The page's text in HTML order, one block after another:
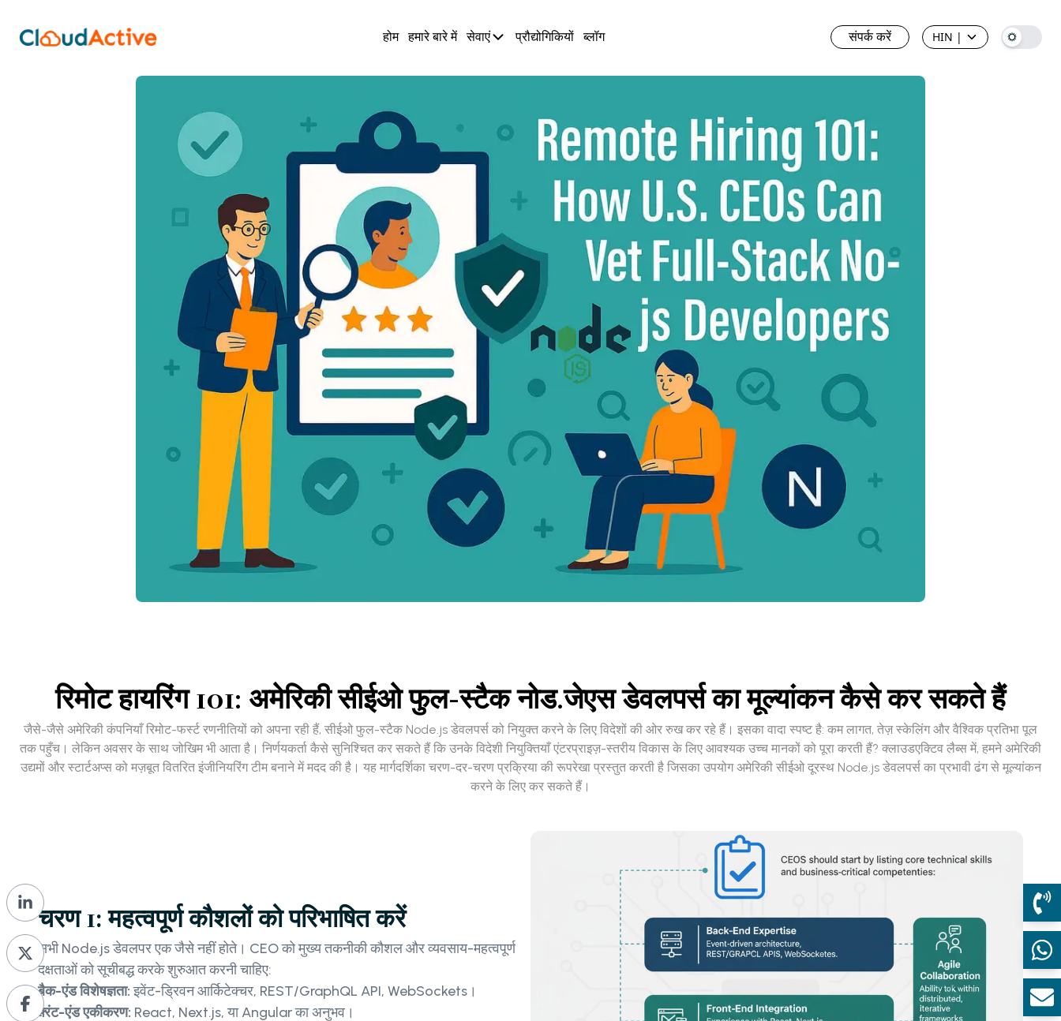
होम हमारे बारे में सेवाएं प्रौद्योगिकियों ब्लॉग संपर्क करें HIN |
रिमोट हायरिंग 101: अमेरिकी सीईओ फुल-स्टैक नोड.जेएस डेवलपर्स का मूल्यांकन कैसे कर सकते हैं
जैसे-जैसे अमेरिकी कंपनियाँ रिमोट-फर्स्ट रणनीतियों को अपना रही हैं, सीईओ फुल-स्टैक Node.js डेवलपर्स को नियुक्त करने के लिए विदेशों की ओर रुख कर रहे हैं। इसका वादा स्पष्ट है: कम लागत, तेज़ स्केलिंग और वैश्विक प्रतिभा पूल
तक पहुँच। लेकिन अवसर के साथ जोखिम भी आता है। निर्णयकर्ता कैसे सुनिश्चित कर सकते हैं कि उनके विदेशी नियुक्तियाँ एंटरप्राइज़-स्तरीय विकास के लिए आवश्यक उच्च मानकों को पूरा करती हैं? क्लाउडएक्टिव लैब्स में, हमने अमेरिकी
उद्यमों और स्टार्टअप्स को मज़बूत वितरित इंजीनियरिंग टीम बनाने में मदद की है। यह मार्गदर्शिका चरण-दर-चरण प्रक्रिया की रूपरेखा प्रस्तुत करती है जिसका उपयोग अमेरिकी सीईओ दूरस्थ Node.js डेवलपर्स का प्रभावी ढंग से मूल्यांकन
करने के लिए कर सकते हैं।
चरण 1: महत्वपूर्ण कौशलों को परिभाषित करें
सभी Node.js डेवलपर एक जैसे नहीं होते। CEO को मुख्य तकनीकी कौशल और व्यवसाय-महत्वपूर्ण
दक्षताओं को सूचीबद्ध करके शुरुआत करनी चाहिए:
बैक-एंड विशेषज्ञता:इवेंट-ड्रिवन आर्किटेक्चर, REST/GraphQL API, WebSockets।
फ़्रंट-एंड एकीकरण: React, Next.js, या Angular का अनुभव।